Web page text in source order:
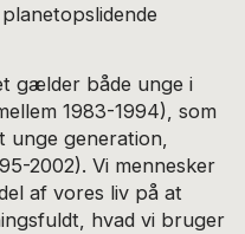
gælder både unge i
1983-1994), som
unge generation,
2002). Vi mennesker
af vores liv på at
hvad vi bruger